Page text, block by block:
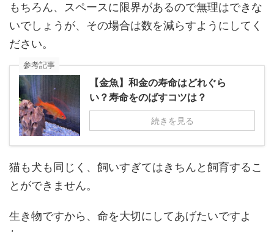
もちろん、スペースに限界があるので無理はできな
いでしょうが、その場合は数を減らすようにしてく
ださい。
参考記事
【金魚】和金の寿命はどれぐら
い？寿命をのばすコツは？
続きを見る
猫も犬も同じく、飼いすぎてはきちんと飼育するこ
とができません。
生き物ですから、命を大切にしてあげたいですよ